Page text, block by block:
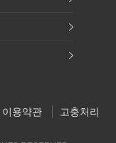
용약관
고충처리